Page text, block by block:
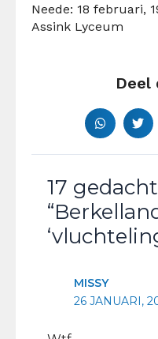
Neede: 18 februari,
Assink Lyceum
Deel
17
MISSY
26 JANUARI,